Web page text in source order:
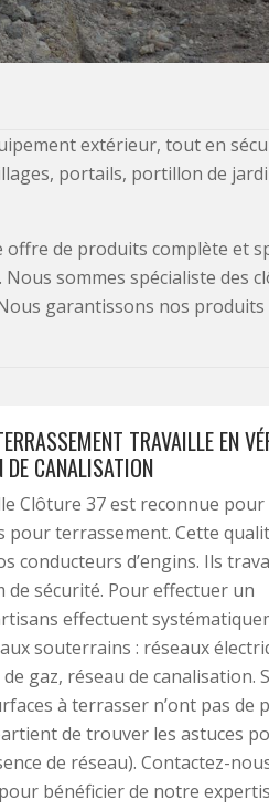
extérieur, tout en
portails, portillon de
de produits complète et
sommes spécialiste des
garantissons nos produits
TRAVAILLE EN
DE CANALISATION
Clôture 37 est reconnue pour
pour terrassement. Cette
conducteurs d’engins. Ils
de sécurité. Pour effectuer un
effectuent
souterrains : réseaux
gaz, réseau de canalisation.
à terrasser n’ont pas de
de trouver les astuces
de réseau). Contactez-
bénéficier de notre